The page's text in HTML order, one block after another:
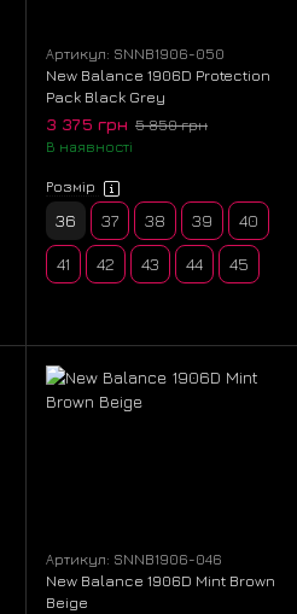
Артикул: SNNB1906-050
New Balance 1906D Protection
Pack Black Grey
3 375 грн 5 850 грн
В наявності
Розмір
36 37 38 39 40
41 42 43 44 45
Артикул: SNNB1906-046
New Balance 1906D Mint Brown
Beige